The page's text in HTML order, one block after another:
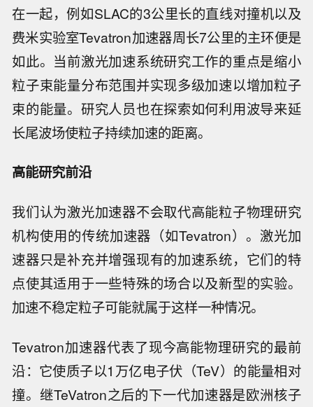
在一起，例如SLAC的3公里长的直线对撞机以及
费米实验室Tevatron加速器周长7公里的主环便是
如此。当前激光加速系统研究工作的重点是缩小
粒子束能量分布范围并实现多级加速以增加粒子
束的能量。研究人员也在探索如何利用波导来延
长尾波场使粒子持续加速的距离。
高能研究前沿
我们认为激光加速器不会取代高能粒子物理研究
机构使用的传统加速器（如Tevatron）。激光加
速器只是补充并增强现有的加速系统，它们的特
点使其适用于一些特殊的场合以及新型的实验。
加速不稳定粒子可能就属于这样一种情况。
Tevatron加速器代表了现今高能物理研究的最前
沿：它使质子以1万亿电子伏（TeV）的能量相对
撞。继TeVatron之后的下一代加速器是欧洲核子